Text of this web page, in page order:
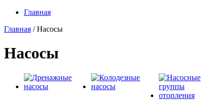
Главная
Главная / Насосы
Насосы